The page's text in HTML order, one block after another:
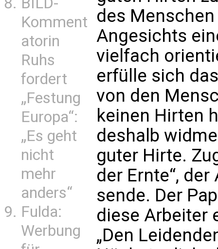
Komment
atorin
Ruhs
fordert
„Festung
Europa“:
„Es geht
nicht
mehr
anders“
Fulda:
Werbung
des
Angesichts
vielfach
erfülle sich
von den
keinen Hirten
deshalb
guter Hirte.
der Ernte“,
sende. Der
diese Arbeiter
„Den